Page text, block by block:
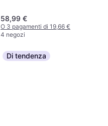
58,99 €
O 3 pagamenti di 19,66 €
4 negozi
Di tendenza